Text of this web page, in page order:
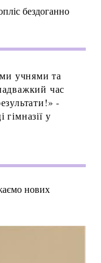
бездоганно
учнями та
час
-
гімназії у
нових